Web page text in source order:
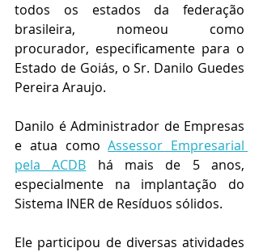
todos os estados da federação
brasileira, nomeou como
procurador, especificamente para o
Estado de Goiás, o Sr. Danilo Guedes
Pereira Araujo.
Danilo é Administrador de Empresas
e atua como Assessor Empresarial
pela ACDB há mais de 5 anos,
especialmente na implantação do
Sistema INER de Resíduos sólidos.
Ele participou de diversas atividades